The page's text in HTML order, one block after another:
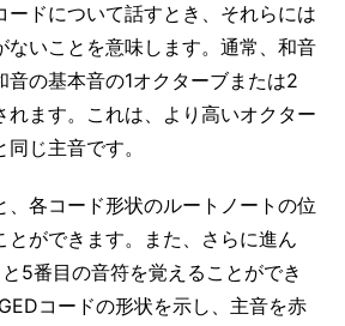
ードについて話すとき、それらには
ないことを意味します。通常、和音
音の基本音の1オクターブまたは2
れます。これは、より高いオクター
じ主音です。
、各コード形状のルートノートの位
とができます。また、さらに進ん
5番目の音符を覚えることができ
コードの形状を示し、主音を赤